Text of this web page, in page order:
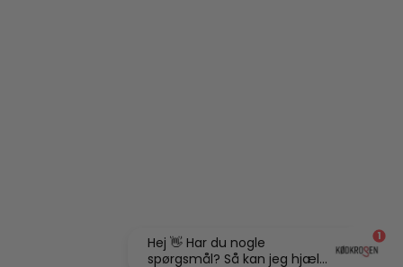
Hej 👋 Har du nogle
spørgsmål? Så kan jeg hjæl...
1